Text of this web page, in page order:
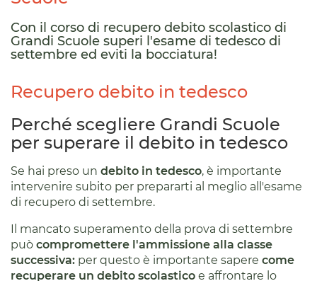
Con il corso di recupero debito scolastico di
Grandi Scuole superi l'esame di tedesco di
settembre ed eviti la bocciatura!
Recupero debito in tedesco
Perché scegliere Grandi Scuole
per superare il debito in tedesco
Se hai preso un debito in tedesco, è importante
intervenire subito per prepararti al meglio all'esame
di recupero di settembre.
Il mancato superamento della prova di settembre
può compromettere l'ammissione alla classe
successiva: per questo è importante sapere come
recuperare un debito scolastico e affrontare lo